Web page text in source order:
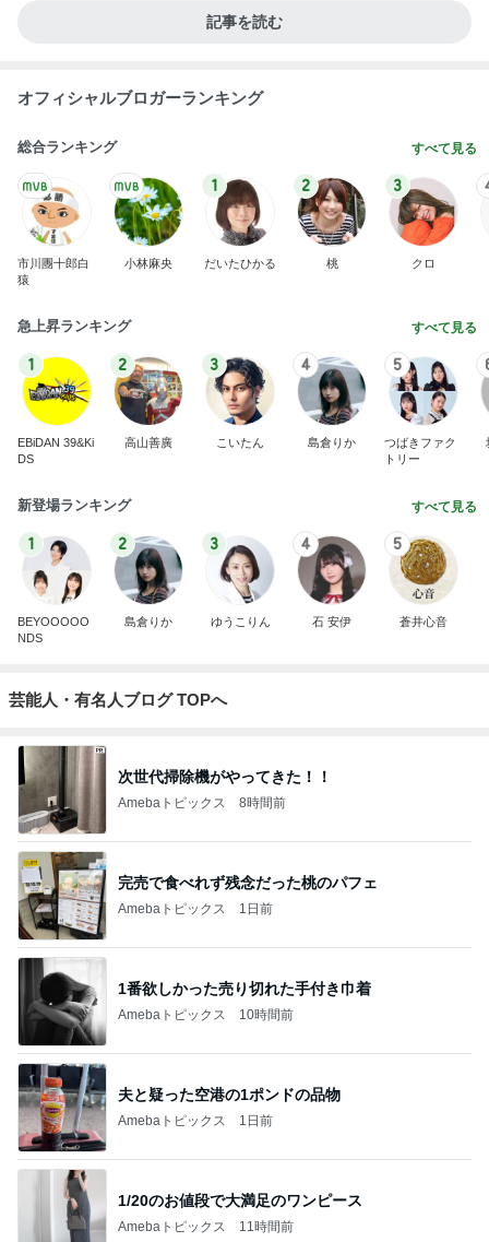
記事を読む
オフィシャルブロガーランキング
総合ランキング すべて見る
市川團十郎白
猿
小林麻央
1
だいたひかる
2
桃
3
クロ
急上昇ランキング すべて見る
1
EBiDAN 39&Ki
DS
2
高山善廣
3
こいたん
4
島倉りか
5
つばきファク
トリー
新登場ランキング すべて見る
1
BEYOOOOO
NDS
2
島倉りか
3
ゆうこりん
4
石 安伊
5
蒼井心音
芸能人・有名人ブログ TOPへ
次世代掃除機がやってきた！！
Amebaトピックス 8時間前
完売で食べれず残念だった桃のパフェ
Amebaトピックス 1日前
1番欲しかった売り切れた手付き巾着
Amebaトピックス 10時間前
夫と疑った空港の1ポンドの品物
Amebaトピックス 1日前
1/20のお値段で大満足のワンピース
Amebaトピックス 11時間前